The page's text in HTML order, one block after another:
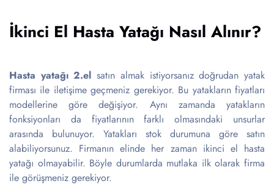
İkinci El Hasta Yatağı Nasıl Alınır?
Hasta yatağı 2.el satın almak istiyorsanız doğrudan yatak
firması ile iletişime geçmeniz gerekiyor. Bu yatakların fiyatları
modellerine göre değişiyor. Aynı zamanda yatakların
fonksiyonları da fiyatlarının farklı olmasındaki unsurlar
arasında bulunuyor. Yatakları stok durumuna göre satın
alabiliyorsunuz. Firmanın elinde her zaman ikinci el hasta
yatağı olmayabilir. Böyle durumlarda mutlaka ilk olarak firma
ile görüşmeniz gerekiyor.